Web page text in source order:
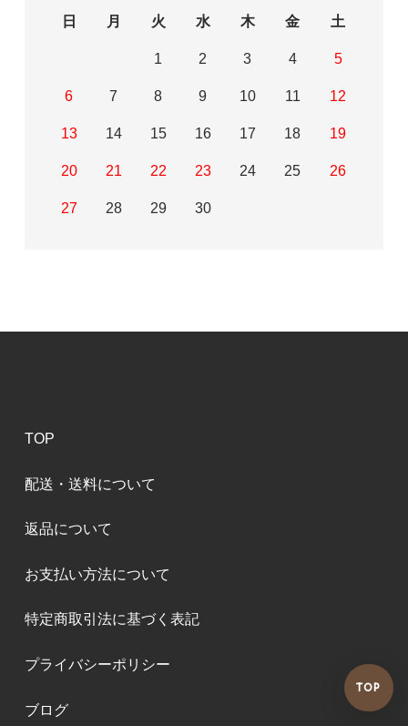
TOP
日
月 火 水 木 金 土
1 2 3 4 5
6 7 8 9 10 11 12
13 14 15 16 17 18 19
20 21 22 23 24 25 26
27 28 29 30
TOP
配送・送料について
返品について
お支払い方法について
特定商取引法に基づく表記
プライバシーポリシー
ブログ